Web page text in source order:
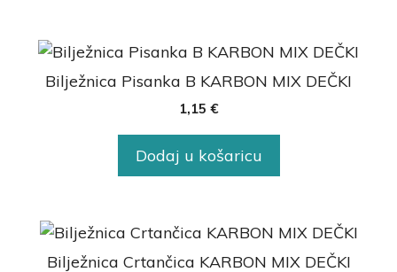
Bilježnica Pisanka B KARBON MIX DEČKI
1,15 €
Dodaj u košaricu
Bilježnica Crtančica KARBON MIX DEČKI